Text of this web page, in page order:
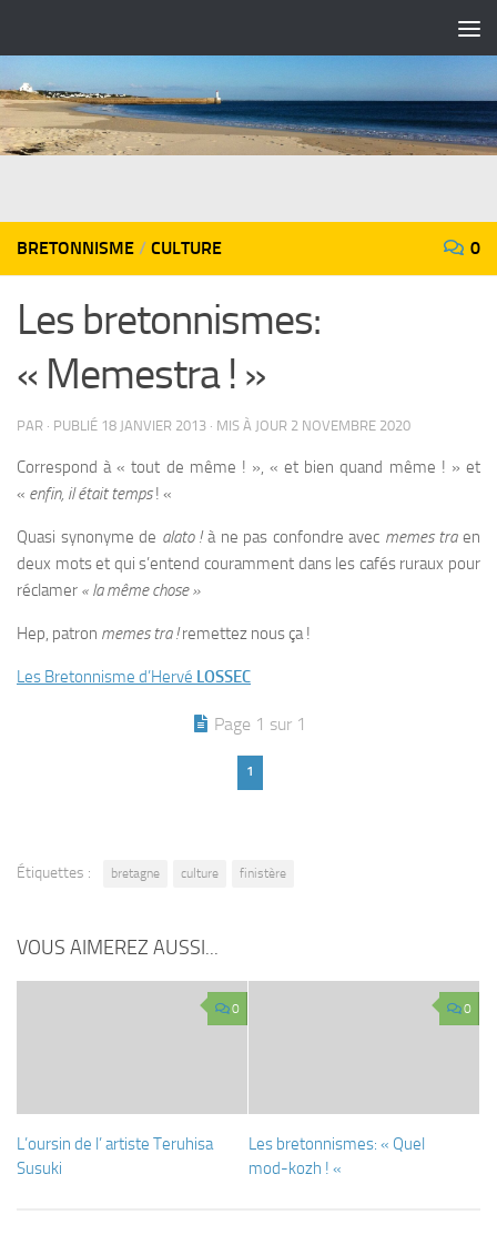
BRETONNISME / CULTURE 0
Les bretonnismes:
« Memestra ! »
PAR · PUBLIÉ 18 JANVIER 2013 · MIS À JOUR 2 NOVEMBRE 2020
Correspond à « tout de même ! », « et bien quand même ! » et
« enfin, il était temps! «
Quasi synonyme de alato !à ne pas confondre avec memes traen
deux mots et qui s’entend couramment dans les cafés ruraux pour
réclamer « la même chose »
Hep, patron memes tra !remettez nous ça !
Les Bretonnisme d’Hervé LOSSEC
Page 1 sur 1
1
Étiquettes : bretagne culture finistère
VOUS AIMEREZ AUSSI...
0
L’oursin de l’ artiste Teruhisa
Susuki
0
Les bretonnismes: « Quel
mod-kozh ! «